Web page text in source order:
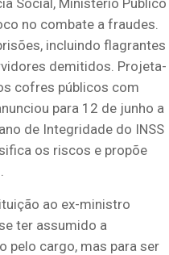
Social, Ministério Público
no combate a fraudes.
incluindo flagrantes
demitidos. Projeta-
cofres públicos com
para 12 de junho a
de Integridade do INSS
os riscos e propõe
ao ex-ministro
ter assumido a
pelo cargo, mas para ser